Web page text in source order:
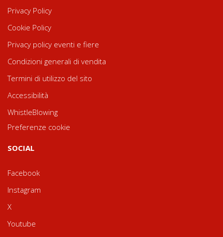
Privacy Policy
Cookie Policy
Privacy policy eventi e fiere
Condizioni generali di vendita
Termini di utilizzo del sito
Accessibilità
WhistleBlowing
Preferenze cookie
SOCIAL
Facebook
Instagram
X
Youtube